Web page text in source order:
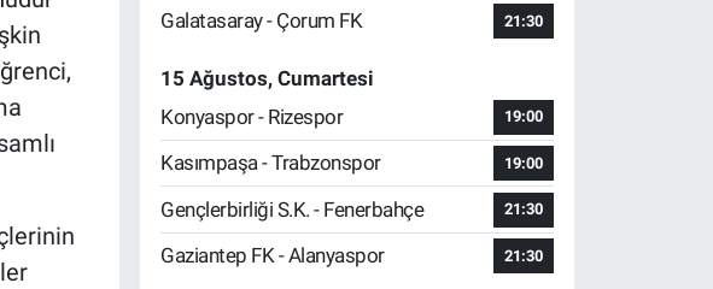
Galatasaray - Çorum FK
21:30
15 Ağustos, Cumartesi
Konyaspor - Rizespor
19:00
Kasımpaşa - Trabzonspor 19:00
Gençlerbirliği S.K. - Fenerbahçe 21:30
Gaziantep FK - Alanyaspor 21:30